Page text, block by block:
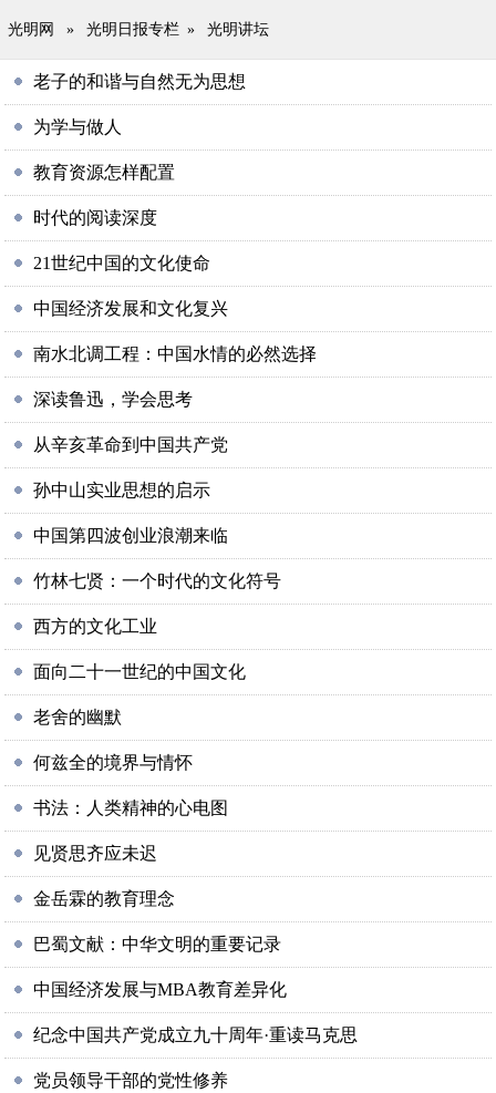
光明网 » 光明日报专栏 » 光明讲坛
老子的和谐与自然无为思想
为学与做人
教育资源怎样配置
时代的阅读深度
21世纪中国的文化使命
中国经济发展和文化复兴
南水北调工程：中国水情的必然选择
深读鲁迅，学会思考
从辛亥革命到中国共产党
孙中山实业思想的启示
中国第四波创业浪潮来临
竹林七贤：一个时代的文化符号
西方的文化工业
面向二十一世纪的中国文化
老舍的幽默
何兹全的境界与情怀
书法：人类精神的心电图
见贤思齐应未迟
金岳霖的教育理念
巴蜀文献：中华文明的重要记录
中国经济发展与MBA教育差异化
纪念中国共产党成立九十周年·重读马克思
党员领导干部的党性修养